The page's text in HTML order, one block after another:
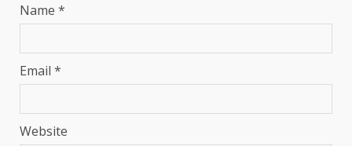
Name *
Email *
Website